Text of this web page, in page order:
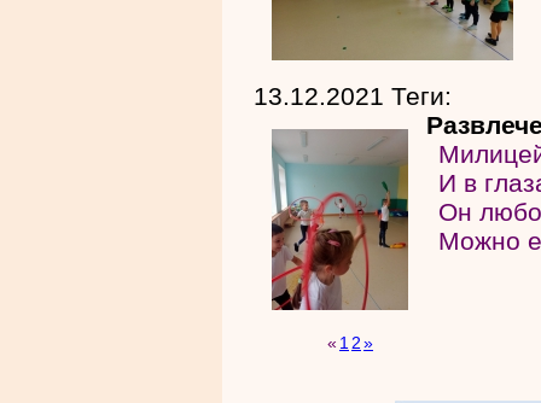
13.12.2021 Теги:
И в
Он
Можно
« 1 2»